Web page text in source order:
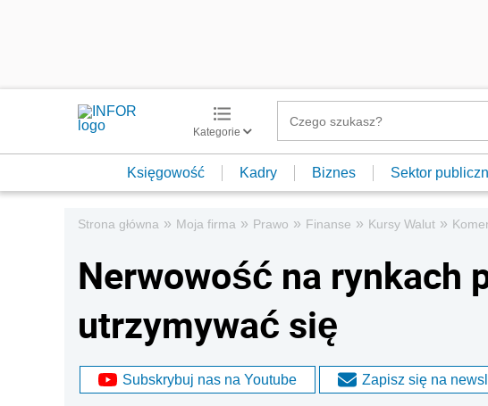
Kategorie
Księgowość Kadry Biznes Sektor
Strona główna » Moja firma » Prawo » Finanse » Kursy Walut »
Nerwowość na rynkach
utrzymywać się
Subskrybuj nas na Youtube Zapisz się na